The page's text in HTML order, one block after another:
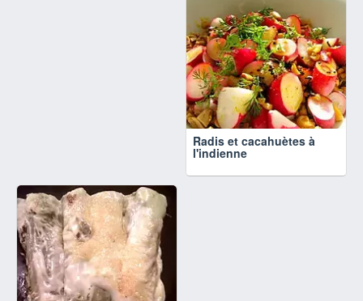
Radis et cacahuètes à
l'indienne